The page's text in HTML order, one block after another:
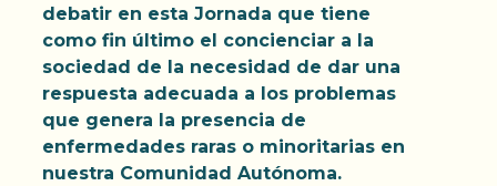
debatir en esta Jornada que tiene
como fin último el concienciar a la
sociedad de la necesidad de dar una
respuesta adecuada a los problemas
que genera la presencia de
enfermedades raras o minoritarias en
nuestra Comunidad Autónoma.